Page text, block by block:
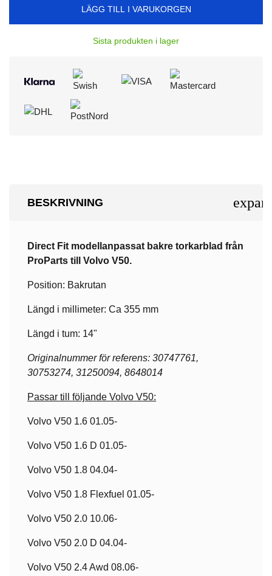
LÄGG TILL I VARUKORGEN
Sista produkten i lager
BESKRIVNING
Direct Fit modellanpassat bakre torkarblad från
ProParts till Volvo V50.
Position: Bakrutan
Längd i millimeter: Ca 355 mm
Längd i tum: 14"
Originalnummer för referens: 30747761,
30753274, 31250094, 8648014
Passar till följande Volvo V50:
Volvo V50 1.6 01.05-
Volvo V50 1.6 D 01.05-
Volvo V50 1.8 04.04-
Volvo V50 1.8 Flexfuel 01.05-
Volvo V50 2.0 10.06-
Volvo V50 2.0 D 04.04-
Volvo V50 2.4 Awd 08.06-